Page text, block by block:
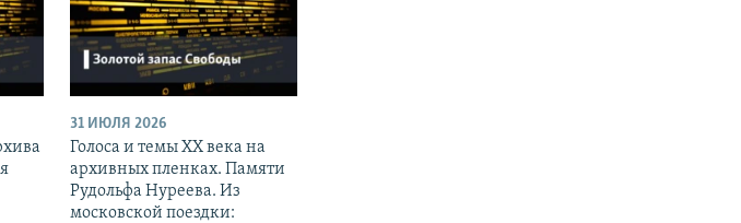
31 ИЮЛЯ 2026
Голоса и темы XX века на
архивных пленках. Памяти
Рудольфа Нуреева. Из
московской поездки: